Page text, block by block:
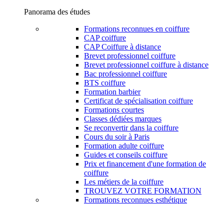
Panorama des études
Formations reconnues en coiffure
CAP coiffure
CAP Coiffure à distance
Brevet professionnel coiffure
Brevet professionnel coiffure à distance
Bac professionnel coiffure
BTS coiffure
Formation barbier
Certificat de spécialisation coiffure
Formations courtes
Classes dédiées marques
Se reconvertir dans la coiffure
Cours du soir à Paris
Formation adulte coiffure
Guides et conseils coiffure
Prix et financement d'une formation de
coiffure
Les métiers de la coiffure
TROUVEZ VOTRE FORMATION
Formations reconnues esthétique